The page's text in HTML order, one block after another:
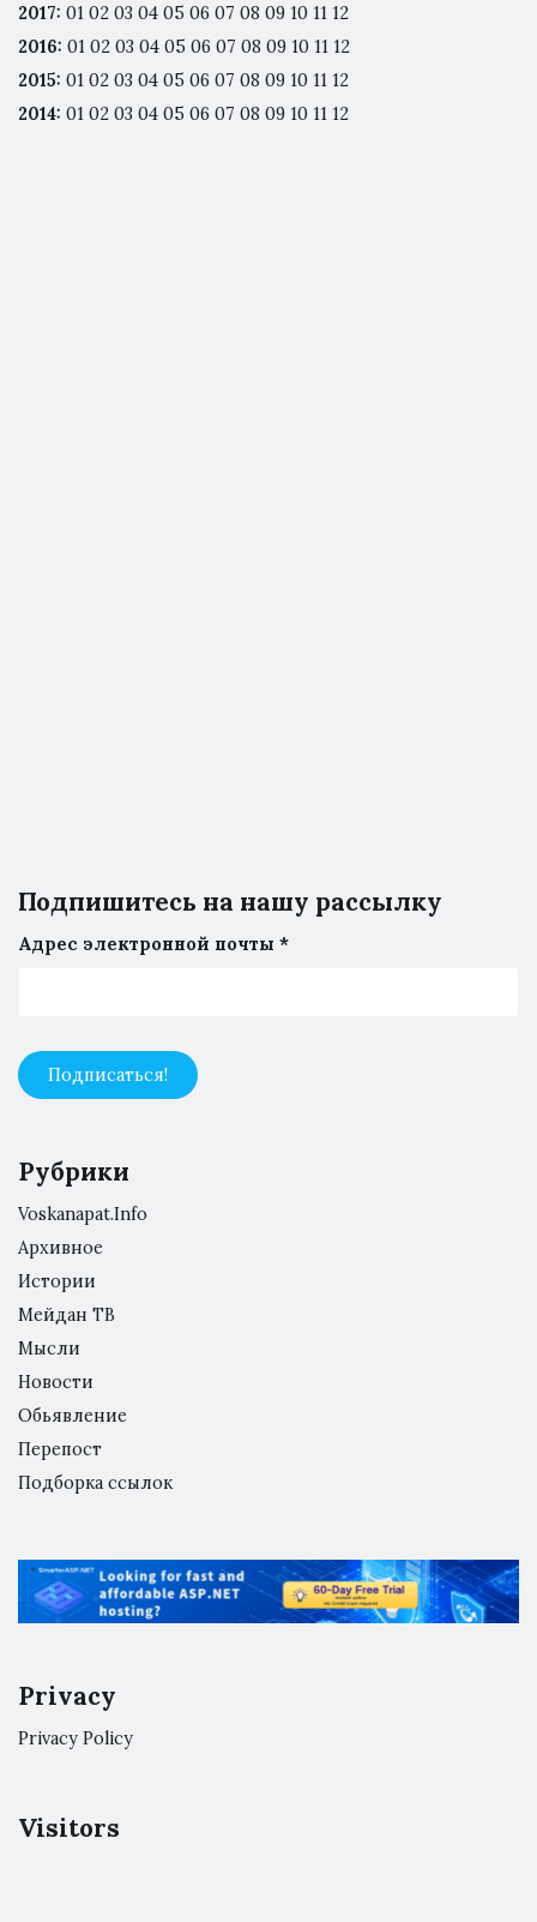
2017: 01 02 03 04 05 06 07 08 09 10 11 12
2016: 01 02 03 04 05 06 07 08 09 10 11 12
2015: 01 02 03 04 05 06 07 08 09 10 11 12
2014: 01 02 03 04 05 06 07 08 09 10 11 12
Подпишитесь на нашу рассылку
Адрес электронной почты *
Рубрики
Voskanapat.Info
Архивное
Истории
Мейдан ТВ
Мысли
Новости
Обьявление
Перепост
Подборка ссылок
Privacy
Privacy Policy
Visitors